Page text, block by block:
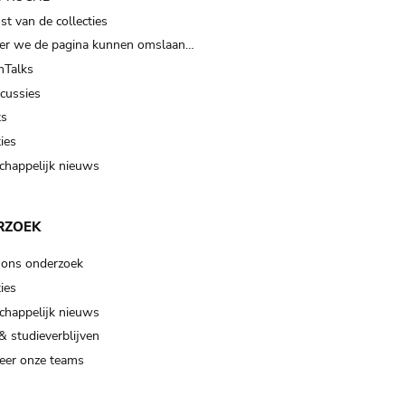
van de collecties
we de pagina kunnen omslaan…
nieuws
onderzoek
nieuws
studieverblijven
onze teams